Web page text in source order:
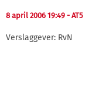
8 april 2006 19:49 - AT5
Verslaggever: RvN